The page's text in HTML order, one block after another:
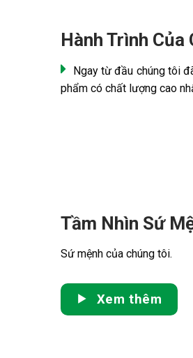
Hành Trình Của
Ngay từ đầu chúng tôi
phẩm có chất lượng cao
Tầm Nhìn Sứ
Sứ mệnh của chúng tôi.
Xem thêm